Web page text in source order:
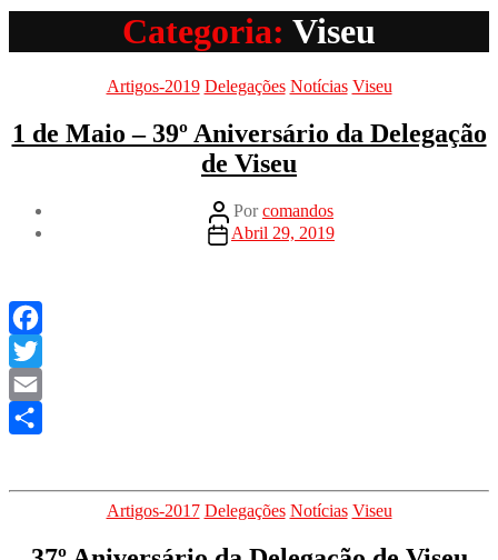
Categoria: Viseu
Categorias
Artigos-2019 Delegações Notícias Viseu
1 de Maio – 39º Aniversário da Delegação
de Viseu
Autor
do
artigo
Porcomandos
Data
do
Abril 29, 2019
Facebook
Twitter
Email
Categorias
Artigos-2017 Delegações Notícias Viseu